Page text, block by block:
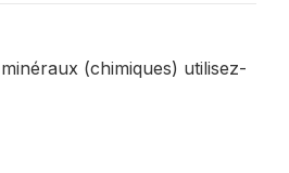
(chimiques) utilisez-